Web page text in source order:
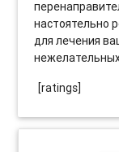
настоятельно
для лечения
[ratings]